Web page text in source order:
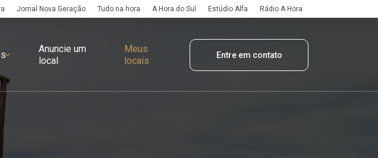
Jornal Nova Geração Tudo na hora A Hora do Sul Estúdio Alfa Rádio A Hora
Anuncie um
local
Meus
locais
Entre em contato